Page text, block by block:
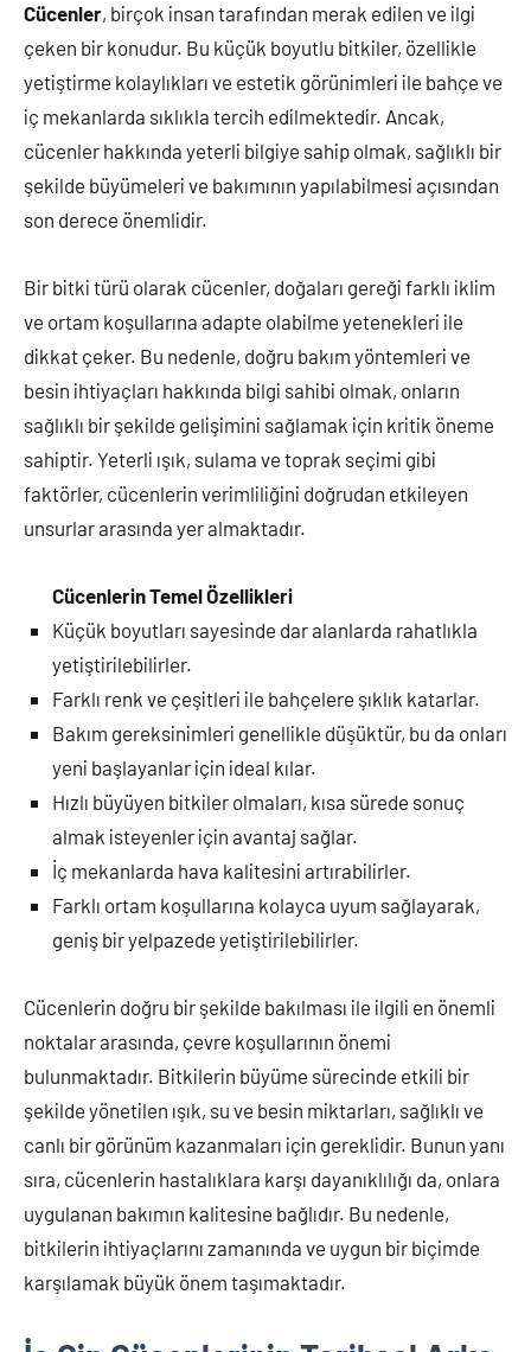
Cücenler, birçok insan tarafından merak edilen ve ilgi
çeken bir konudur. Bu küçük boyutlu bitkiler, özellikle
yetiştirme kolaylıkları ve estetik görünimleri ile bahçe ve
iç mekanlarda sıklıkla tercih edilmektedir. Ancak,
cücenler hakkında yeterli bilgiye sahip olmak, sağlıklı bir
şekilde büyümeleri ve bakımının yapılabilmesi açısından
son derece önemlidir.
Bir bitki türü olarak cücenler, doğaları gereği farklı iklim
ve ortam koşullarına adapte olabilme yetenekleri ile
dikkat çeker. Bu nedenle, doğru bakım yöntemleri ve
besin ihtiyaçları hakkında bilgi sahibi olmak, onların
sağlıklı bir şekilde gelişimini sağlamak için kritik öneme
sahiptir. Yeterli ışık, sulama ve toprak seçimi gibi
faktörler, cücenlerin verimliliğini doğrudan etkileyen
unsurlar arasında yer almaktadır.
Cücenlerin Temel Özellikleri
Küçük boyutları sayesinde dar alanlarda rahatlıkla
yetiştirilebilirler.
Farklı renk ve çeşitleri ile bahçelere şıklık katarlar.
Bakım gereksinimleri genellikle düşüktür, bu da onları
yeni başlayanlar için ideal kılar.
Hızlı büyüyen bitkiler olmaları, kısa sürede sonuç
almak isteyenler için avantaj sağlar.
İç mekanlarda hava kalitesini artırabilirler.
Farklı ortam koşullarına kolayca uyum sağlayarak,
geniş bir yelpazede yetiştirilebilirler.
Cücenlerin doğru bir şekilde bakılması ile ilgili en önemli
noktalar arasında, çevre koşullarının önemi
bulunmaktadır. Bitkilerin büyüme sürecinde etkili bir
şekilde yönetilen ışık, su ve besin miktarları, sağlıklı ve
canlı bir görünüm kazanmaları için gereklidir. Bunun yanı
sıra, cücenlerin hastalıklara karşı dayanıklılığı da, onlara
uygulanan bakımın kalitesine bağlıdır. Bu nedenle,
bitkilerin ihtiyaçlarını zamanında ve uygun bir biçimde
karşılamak büyük önem taşımaktadır.